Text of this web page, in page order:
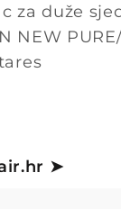
za duže
NEW
➤